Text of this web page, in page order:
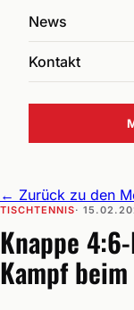
News
Kontakt
← Zurück zu den
TISCHTENNIS·
Knappe
Kampf